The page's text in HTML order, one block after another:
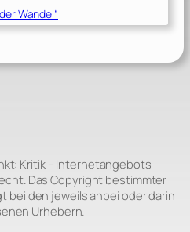
Wandel“
Kritik – Internetangebots
Das Copyright bestimmter
bei den jeweils anbei oder darin
Urhebern.